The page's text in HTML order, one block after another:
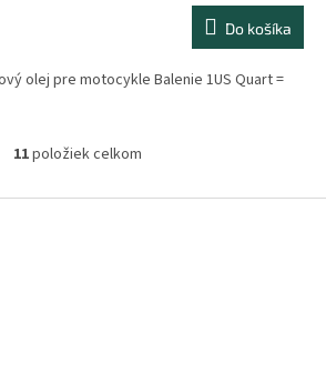
Do košíka
olej pre motocykle Balenie 1US Quart =
O
l
11položiek celkom